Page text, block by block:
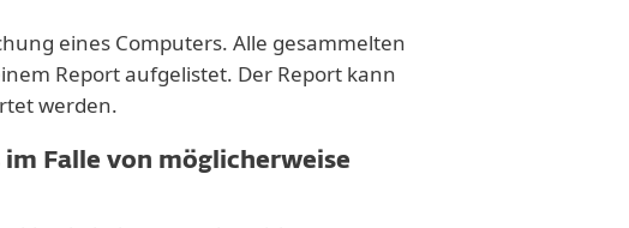
eines Computers. Alle gesammelten
Report aufgelistet. Der Report kann
werden.
Falle von möglicherweise